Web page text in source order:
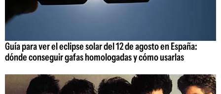
Guía para ver el eclipse solar del 12 de agosto en España:
dónde conseguir gafas homologadas y cómo usarlas